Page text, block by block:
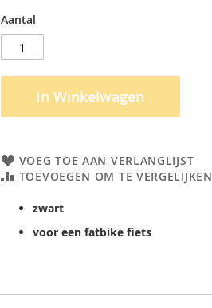
Aantal
In Winkelwagen
VOEG TOE AAN VERLANGLIJST
TOEVOEGEN OM TE VERGELIJKEN
zwart
voor een fatbike fiets